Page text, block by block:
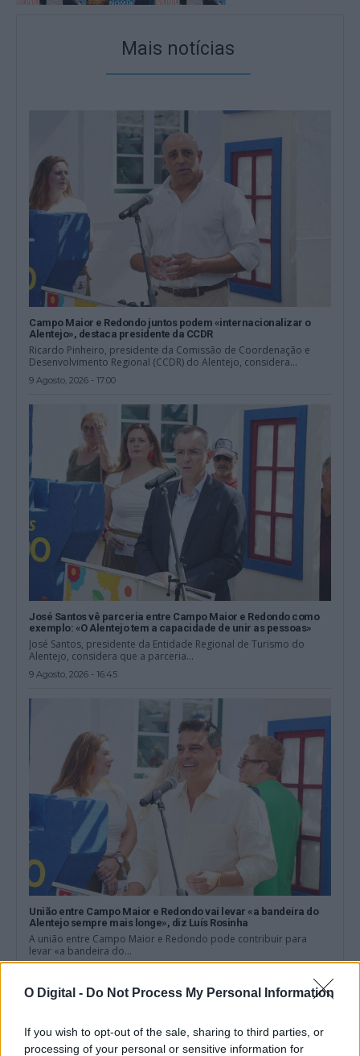
O Digital - Do Not Process My Personal Information
If you wish to opt-out of the sale, sharing to third parties, or
processing of your personal or sensitive information for
Mais notícias
Campo Maior e Redondo juntos podem «internacionalizar o
Alentejo», destaca presidente da CCDR
Ricardo Pinheiro, presidente da Comissão de Coordenação e
Desenvolvimento Regional (CCDR) do Alentejo, considera...
9 Agosto, 2026 - 17:00
José Santos vê parceria entre Campo Maior e Redondo como
exemplo: «O Alentejo tem a capacidade de unir as pessoas»
José Santos, presidente da Entidade Regional de Turismo do
Alentejo, considera que a parceria...
9 Agosto, 2026 - 16:45
União entre Campo Maior e Redondo vai levar «a bandeira do
Alentejo sempre mais longe», diz Luís Rosinha
A união entre Campo Maior e Redondo pode contribuir para
levar «a bandeira do...